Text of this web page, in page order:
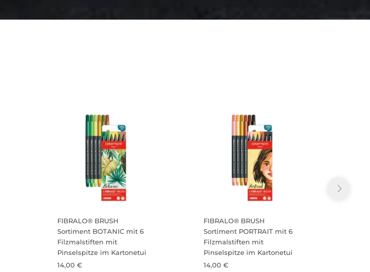
FIBRALO® BRUSH
Sortiment BOTANIC mit 6
Filzmalstiften mit
Pinselspitze im Kartonetui
14,00 €
FIBRALO® BRUSH
Sortiment PORTRAIT mit 6
Filzmalstiften mit
Pinselspitze im Kartonetui
14,00 €